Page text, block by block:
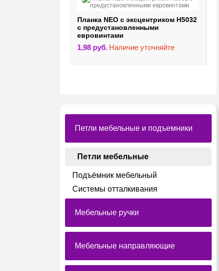
Планка NEO с эксцентриком H5032
с предустановленными
евровинтами
1,98 руб. Наличие уточняйте
Петли мебельные и подъемники
Петли мебельные
Подъёмник мебельный
Системы отталкивания
Мебельные ручки
Мебельные направляющие